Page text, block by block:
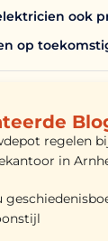
ook
op
regelen
in